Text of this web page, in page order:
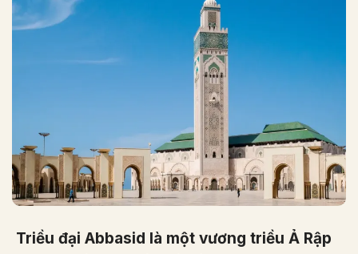
Triều đại Abbasid là một vương triều Ả Rập